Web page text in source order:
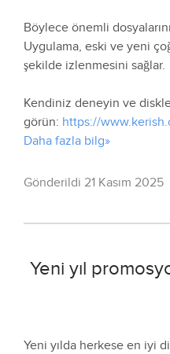
Böylece önemli
Uygulama, eski ve yeni
şekilde izlenmesini sağlar.
Kendiniz deneyin ve
görün: https://
Daha fazla bilg»
Gönderildi 21 Kasım 2025
Yeni yıl
Yeni yılda herkese en iyi